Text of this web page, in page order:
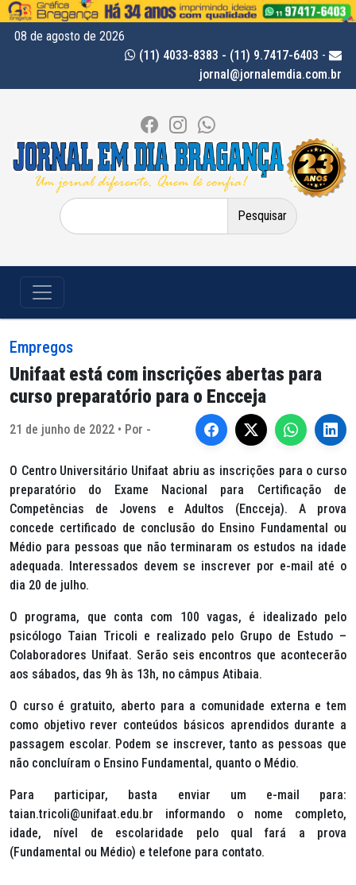
08 de agosto de 2026
(11) 4033-8383 - (11) 9.7417-6403 -
jornal@jornalemdia.com.br
Pesquisar
por:
Empregos
Unifaat está com inscrições abertas para
curso preparatório para o Encceja
21 de junho de 2022 • Por -
O Centro Universitário Unifaat abriu as inscrições para o curso
preparatório do Exame Nacional para Certificação de
Competências de Jovens e Adultos (Encceja). A prova
concede certificado de conclusão do Ensino Fundamental ou
Médio para pessoas que não terminaram os estudos na idade
adequada. Interessados devem se inscrever por e-mail até o
dia 20 de julho.
O programa, que conta com 100 vagas, é idealizado pelo
psicólogo Taian Tricoli e realizado pelo Grupo de Estudo –
Colaboradores Unifaat. Serão seis encontros que acontecerão
aos sábados, das 9h às 13h, no câmpus Atibaia.
O curso é gratuito, aberto para a comunidade externa e tem
como objetivo rever conteúdos básicos aprendidos durante a
passagem escolar. Podem se inscrever, tanto as pessoas que
não concluíram o Ensino Fundamental, quanto o Médio.
Para participar, basta enviar um e-mail para:
taian.tricoli@unifaat.edu.br informando o nome completo,
idade, nível de escolaridade pelo qual fará a prova
(Fundamental ou Médio) e telefone para contato.